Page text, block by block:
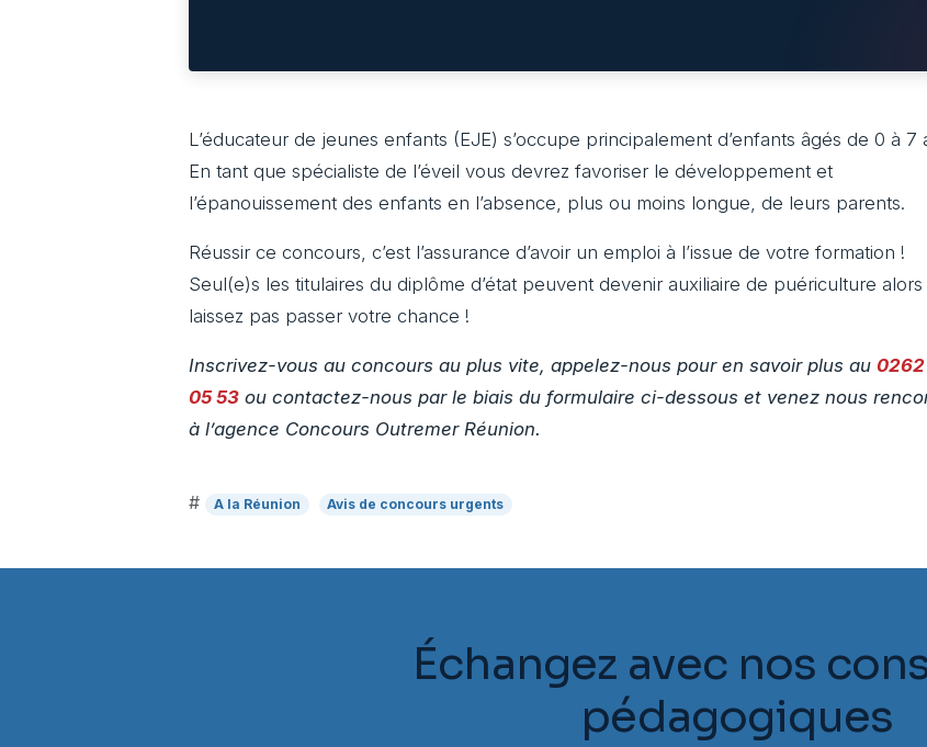
L’éducateur de jeunes enfants (EJE) s’occupe principalement d’enfants âgés de 0 à 7
En tant que spécialiste de l’éveil vous devrez favoriser le développement et
l’épanouissement des enfants en l’absence, plus ou moins longue, de leurs parents.
Réussir ce concours, c’est l’assurance d’avoir un emploi à l’issue de votre formation !
Seul(e)s les titulaires du diplôme d’état peuvent devenir auxiliaire de puériculture alors
laissez pas passer votre chance !
Inscrivez-vous au concours au plus vite, appelez-nous pour en savoir plus au
05 53 ou contactez-nous par le biais du formulaire ci-dessous et venez nous
à l’agence Concours Outremer Réunion.
# A la Réunion Avis de concours urgents
Échangez avec nos
pédagogiques